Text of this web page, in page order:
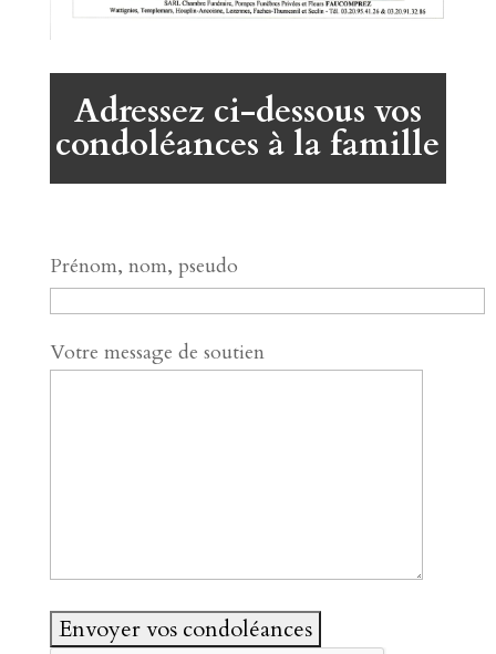
Adressez ci-dessous vos
condoléances à la famille
Prénom, nom, pseudo
Votre message de soutien